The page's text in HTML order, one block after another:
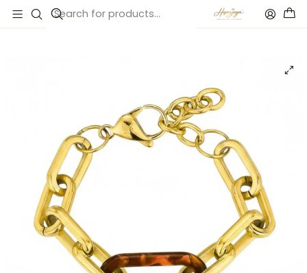
Inicio Catálogo Pulsera de acero y resina ámbar